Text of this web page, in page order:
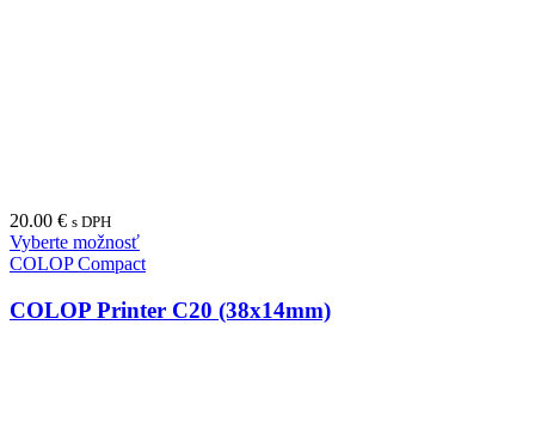
20.00 € s DPH
Vyberte možnosť
COLOP Compact
COLOP Printer C20 (38x14mm)